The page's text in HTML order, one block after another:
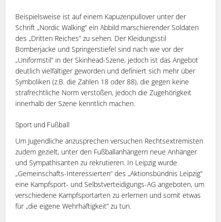
Beispielsweise ist auf einem Kapuzenpullover unter der
Schrift „Nordic Walking“ ein Abbild marschierender Soldaten
des „Dritten Reiches” zu sehen. Der Kleidungsstil
Bomberjacke und Springerstiefel sind nach wie vor der
„Uniformstil“ in der Skinhead-Szene, jedoch ist das Angebot
deutlich vielfältiger geworden und definiert sich mehr über
Symboliken (z.B. die Zahlen 18 oder 88), die gegen keine
strafrechtliche Norm verstoßen, jedoch die Zugehörigkeit
innerhalb der Szene kenntlich machen.
Sport und Fußball
Um Jugendliche anzusprechen versuchen Rechtsextremisten
zudem gezielt, unter den Fußballanhängern neue Anhänger
und Sympathisanten zu rekrutieren. In Leipzig wurde
„Gemeinschafts-Interessierten“ des „Aktionsbündnis Leipzig“
eine Kampfsport- und Selbstverteidigungs-AG angeboten, um
verschiedene Kampfsportarten zu erlernen und somit etwas
für „die eigene Wehrhaftigkeit“ zu tun.